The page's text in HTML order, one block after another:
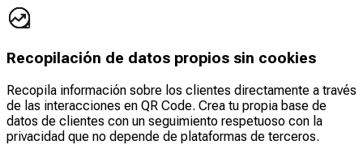
Recopilación de datos propios sin cookies
Recopila información sobre los clientes directamente a través
de las interacciones en QR Code. Crea tu propia base de
datos de clientes con un seguimiento respetuoso con la
privacidad que no depende de plataformas de terceros.